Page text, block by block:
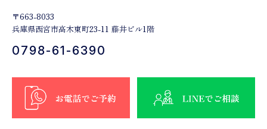
〒663-8033
兵庫県西宮市高木東町23-11 藤井ビル1階
0798-61-6390